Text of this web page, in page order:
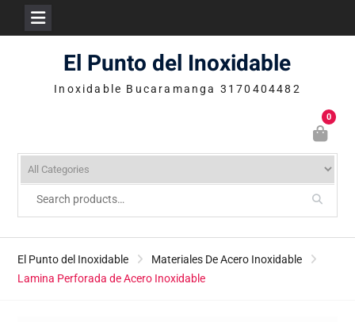
El Punto del Inoxidable
Inoxidable Bucaramanga 3170404482
0
El Punto del Inoxidable
Materiales De Acero Inoxidable
Lamina Perforada de Acero Inoxidable